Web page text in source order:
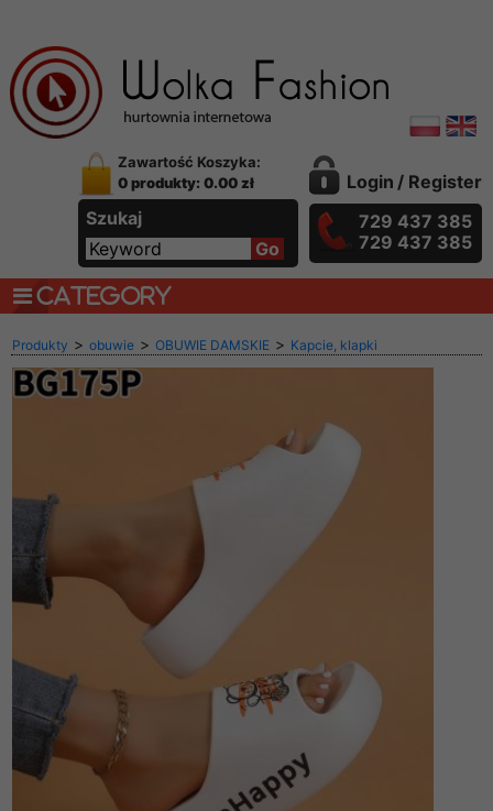
Zawartość Koszyka:
0 produkty: 0.00 zł
Szukaj
Login / Register
729 437 385
729 437 385
CATEGORY
Produkty > obuwie > OBUWIE DAMSKIE > Kapcie, klapki